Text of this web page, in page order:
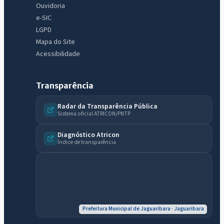
Ouvidoria
e-SIC
LGPD
Mapa do Site
Acessibilidade
Transparência
Radar da Transparência Pública
Sistema oficial ATRICON/PNTP
Diagnóstico Atricon
Índice de transparência
Prefeitura Municipal de Jaguaribara · Jaguaribara
IntGest AI
Assistente do Portal